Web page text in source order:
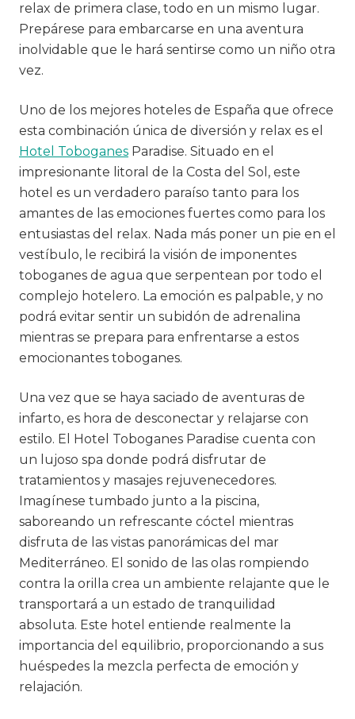
relax de primera clase, todo en un mismo lugar.
Prepárese para embarcarse en una aventura
inolvidable que le hará sentirse como un niño otra
vez.
Uno de los mejores hoteles de España que ofrece
esta combinación única de diversión y relax es el
Hotel Toboganes Paradise. Situado en el
impresionante litoral de la Costa del Sol, este
hotel es un verdadero paraíso tanto para los
amantes de las emociones fuertes como para los
entusiastas del relax. Nada más poner un pie en el
vestíbulo, le recibirá la visión de imponentes
toboganes de agua que serpentean por todo el
complejo hotelero. La emoción es palpable, y no
podrá evitar sentir un subidón de adrenalina
mientras se prepara para enfrentarse a estos
emocionantes toboganes.
Una vez que se haya saciado de aventuras de
infarto, es hora de desconectar y relajarse con
estilo. El Hotel Toboganes Paradise cuenta con
un lujoso spa donde podrá disfrutar de
tratamientos y masajes rejuvenecedores.
Imagínese tumbado junto a la piscina,
saboreando un refrescante cóctel mientras
disfruta de las vistas panorámicas del mar
Mediterráneo. El sonido de las olas rompiendo
contra la orilla crea un ambiente relajante que le
transportará a un estado de tranquilidad
absoluta. Este hotel entiende realmente la
importancia del equilibrio, proporcionando a sus
huéspedes la mezcla perfecta de emoción y
relajación.